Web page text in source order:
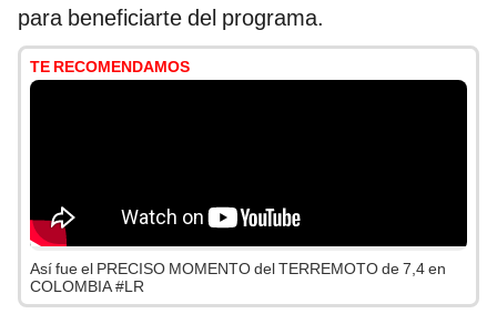
para beneficiarte del programa.
TE RECOMENDAMOS
Así fue el PRECISO MOMENTO del TERREMOTO de 7,4 en
COLOMBIA #LR